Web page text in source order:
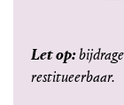
Let op:
restitueerbaar.